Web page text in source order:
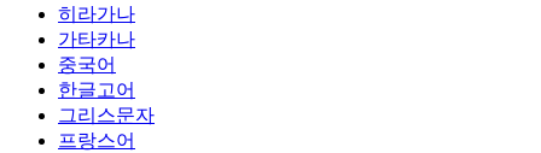
히라가나
가타카나
중국어
한글고어
그리스문자
프랑스어